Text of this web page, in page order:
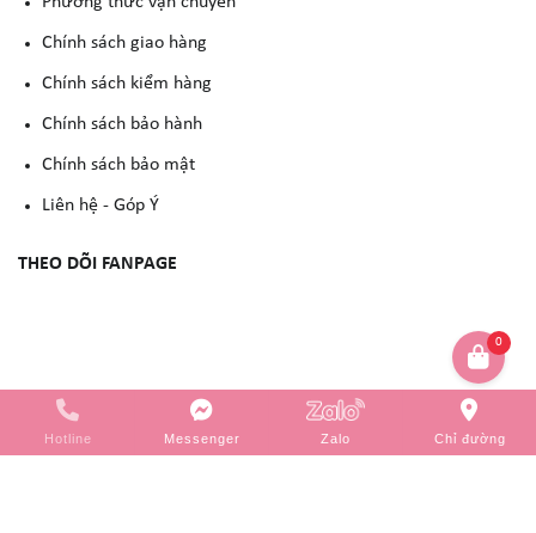
Chính sách giao hàng
Chính sách kiểm hàng
Chính sách bảo hành
Chính sách bảo mật
Liên hệ - Góp Ý
THEO DÕI FANPAGE
Copyright © 2023 - YẾN NGUYỄN COSMETIC. All rights reserved.
Design by
WebVPS.vn
0
Hotline Messenger Zalo Chỉ đường